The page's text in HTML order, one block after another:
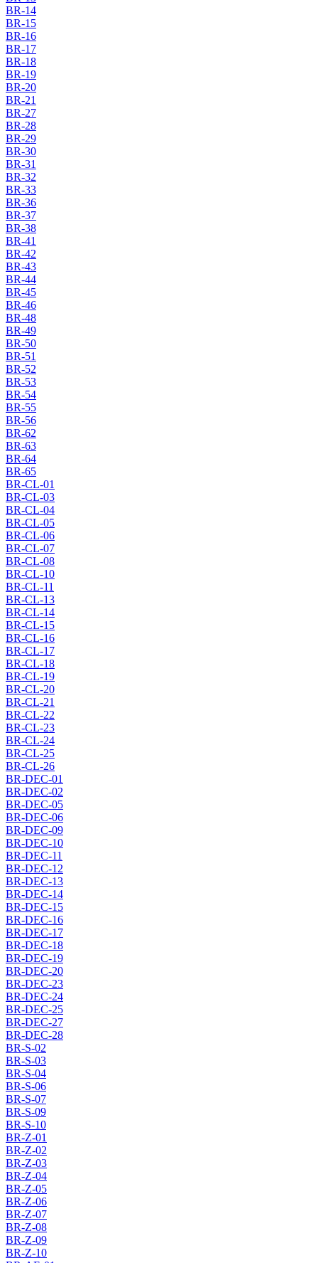
BR-14
BR-15
BR-16
BR-17
BR-18
BR-19
BR-20
BR-21
BR-27
BR-28
BR-29
BR-30
BR-31
BR-32
BR-33
BR-36
BR-37
BR-38
BR-41
BR-42
BR-43
BR-44
BR-45
BR-46
BR-48
BR-49
BR-50
BR-51
BR-52
BR-53
BR-54
BR-55
BR-56
BR-62
BR-63
BR-64
BR-65
BR-CL-01
BR-CL-03
BR-CL-04
BR-CL-05
BR-CL-06
BR-CL-07
BR-CL-08
BR-CL-10
BR-CL-11
BR-CL-13
BR-CL-14
BR-CL-15
BR-CL-16
BR-CL-17
BR-CL-18
BR-CL-19
BR-CL-20
BR-CL-21
BR-CL-22
BR-CL-23
BR-CL-24
BR-CL-25
BR-CL-26
BR-DEC-01
BR-DEC-02
BR-DEC-05
BR-DEC-06
BR-DEC-09
BR-DEC-10
BR-DEC-11
BR-DEC-12
BR-DEC-13
BR-DEC-14
BR-DEC-15
BR-DEC-16
BR-DEC-17
BR-DEC-18
BR-DEC-19
BR-DEC-20
BR-DEC-23
BR-DEC-24
BR-DEC-25
BR-DEC-27
BR-DEC-28
BR-S-02
BR-S-03
BR-S-04
BR-S-06
BR-S-07
BR-S-09
BR-S-10
BR-Z-01
BR-Z-02
BR-Z-03
BR-Z-04
BR-Z-05
BR-Z-06
BR-Z-07
BR-Z-08
BR-Z-09
BR-Z-10